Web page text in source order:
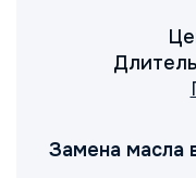
Замена масла